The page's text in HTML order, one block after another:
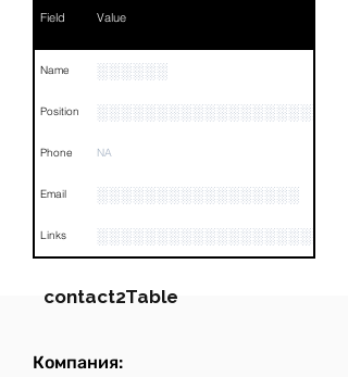
Field Value
Name ░░░░░░
Position
Phone NA
Email ░░░░░░░░░░░░░░░░░
Links
contact2Table
Field
Компания: